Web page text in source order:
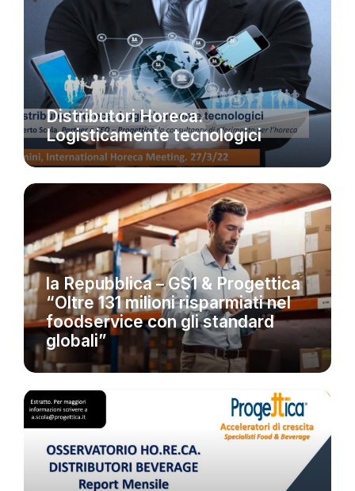
EVENTI
Distributori Horeca.
Logisticamente tecnologici
NEWS
la Repubblica – GS1 & Progettica
“Oltre 131 milioni risparmiati nel
foodservice con gli standard
globali”